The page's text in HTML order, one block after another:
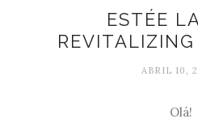
ESTÉE
REVITALIZING
ABRIL 10,
Olá!